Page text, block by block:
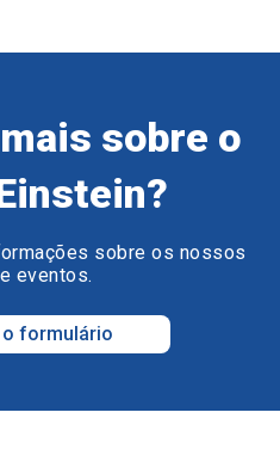
sobre o
sobre os nossos
eventos.
o formulário